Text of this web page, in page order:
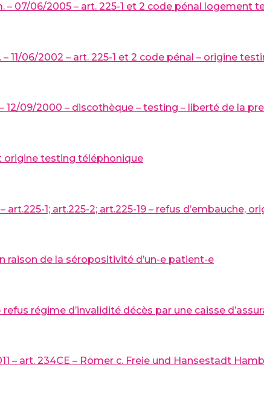
– 07/06/2005 – art. 225-1 et 2 code pénal logement
11/06/2002 – art. 225-1 et 2 code pénal – origine
12/09/2000 – discothèque – testing – liberté de la
origine testing téléphonique
art.225-1; art.225-2; art.225-19 – refus d’embauche,
raison de la séropositivité d’un-e patient-e
refus régime d’invalidité décès par une caisse
– art. 234CE – Römer c. Freie und Hansestadt